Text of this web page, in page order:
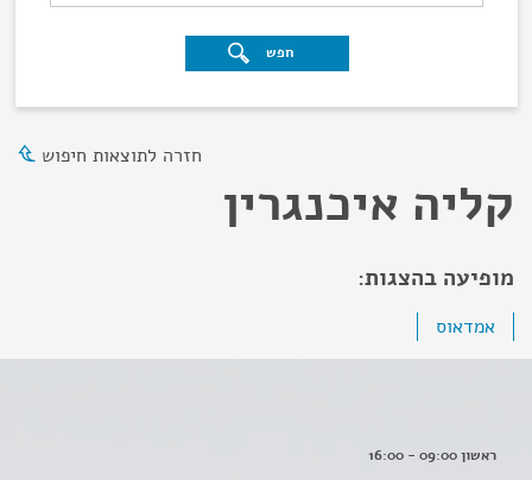
חפש
חזרה לתוצאות חיפוש
קליה איכנגרין
מופיעה בהצגות:
אמדאוס
ראשון 09:00 - 16:00